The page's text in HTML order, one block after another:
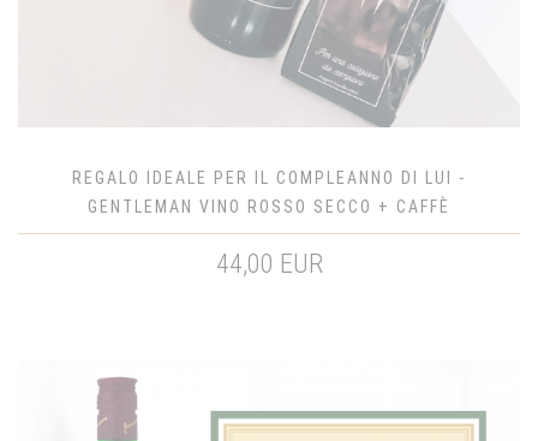
REGALO IDEALE PER IL COMPLEANNO DI LUI -
GENTLEMAN VINO ROSSO SECCO + CAFFÈ
44,00 EUR